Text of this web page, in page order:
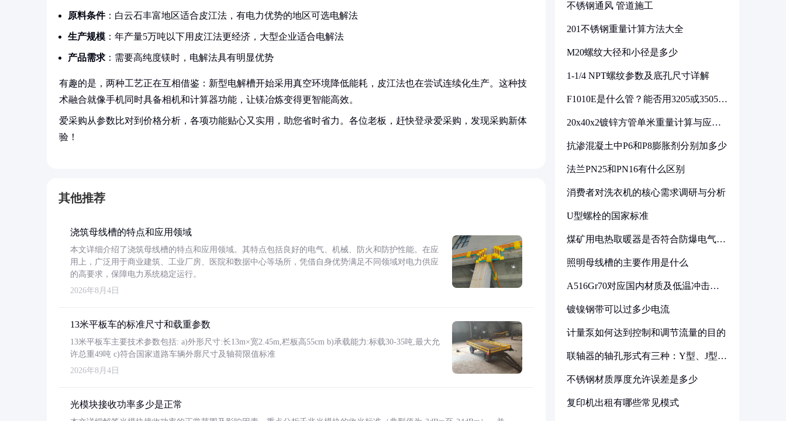
原料条件：白云石丰富地区适合皮江法，有电力优势的地区可选电解法
生产规模 ：年产量5万吨以下用皮江法更经济，大型企业适合电解法
产品需求 ：需要高纯度镁时，电解法具有明显优势
有趣的是，两种工艺正在互相借鉴：新型电解槽开始采用真空环境降低能耗，皮江法也在尝试连续化生产。这种技
术融合就像手机同时具备相机和计算器功能，让镁冶炼变得更智能高效。
爱采购从参数比对到价格分析，各项功能贴心又实用，助您省时省力。各位老板，赶快登录爱采购，发现采购新体
验！
其他推荐
浇筑母线槽的特点和应用领域
本文详细介绍了浇筑母线槽的特点和应用领域。其特点包括良好的电气、机械、防火和防护性能。在应
用上，广泛用于商业建筑、工业厂房、医院和数据中心等场所，凭借自身优势满足不同领域对电力供应
的高要求，保障电力系统稳定运行。
2026年8月4日
13米平板车的标准尺寸和载重参数
13米平板车主要技术参数包括: a)外形尺寸:长13m×宽2.45m,栏板高55cm b)承载能力:标载30-35吨,最大允
许总重49吨 c)符合国家道路车辆外廓尺寸及轴荷限值标准
2026年8月4日
光模块接收功率多少是正常
不锈钢通风 管道施工
201不锈钢重量计算方法大全
M20螺纹大径和小径是多少
1-1/4 NPT螺纹参数及底孔尺寸详解
F1010E是什么管？能否用3205或3505代
20x40x2镀锌方管单米重量计算与应用
抗渗混凝土中P6和P8膨胀剂分别加多少
法兰PN25和PN16有什么区别
消费者对洗衣机的核心需求调研与分析
U型螺栓的国家标准
煤矿用电热取暖器是否符合防爆电气设
照明母线槽的主要作用是什么
A516Gr70对应国内材质及低温冲击要
镀镍钢带可以过多少电流
计量泵如何达到控制和调节流量的目的
联轴器的轴孔形式有三种：Y型、J型、
不锈钢材质厚度允许误差是多少
复印机出租有哪些常见模式